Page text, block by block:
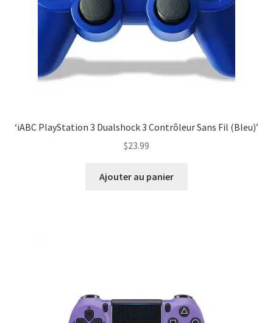
‘iABC PlayStation 3 Dualshock 3 Contrôleur Sans Fil (Bleu)’
$23.99
Ajouter au panier